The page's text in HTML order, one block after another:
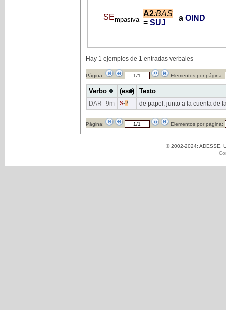
SEmpasiva
A2:BAS
= SUJ
a OIND
Hay 1 ejemplos de 1 entradas verbales
Página: Elementos por página:
Verbo (ess) Texto
DAR--9m S-2 de papel, junto a la cuenta de
Página: Elementos por página:
© 2002-2024: ADESSE.